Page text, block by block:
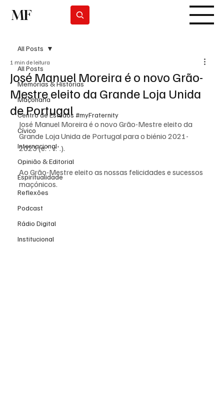
MF
All Posts
Memórias & Histórias
Maçonaria
Centro de Estudos #myFraternity
Cívico
Internacional
Opinião & Editorial
Espiritualidade
Reflexões
Podcast
Rádio Digital
Institucional
All Posts
José Manuel Moreira é o novo Grão-
Mestre eleito da Grande Loja Unida
de Portugal
1 min de leitura
José Manuel Moreira é o novo Grão-Mestre eleito da
Grande Loja Unida de Portugal para o biénio 2021-
2023 (e.'. v.'.).
Ao Grão-Mestre eleito as nossas felicidades e sucessos
maçónicos.